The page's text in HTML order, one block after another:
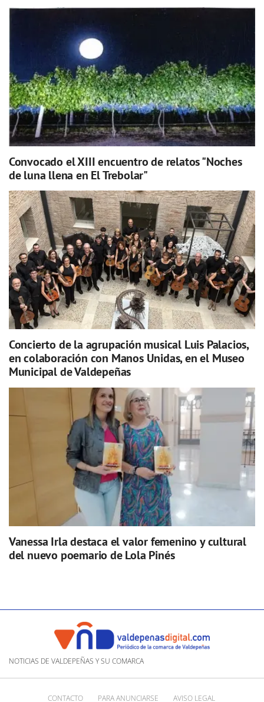
Convocado el XIII encuentro de relatos "Noches
de luna llena en El Trebolar"
Concierto de la agrupación musical Luis Palacios,
en colaboración con Manos Unidas, en el Museo
Municipal de Valdepeñas
Vanessa Irla destaca el valor femenino y cultural
del nuevo poemario de Lola Pinés
NOTICIAS DE VALDEPEÑAS Y SU COMARCA
CONTACTO PARA ANUNCIARSE AVISO LEGAL